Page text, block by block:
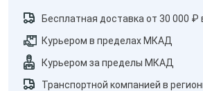
Бесплатная доставка от 30 000
Курьером в пределах МКАД
Курьером за пределы МКАД
Транспортной компанией в